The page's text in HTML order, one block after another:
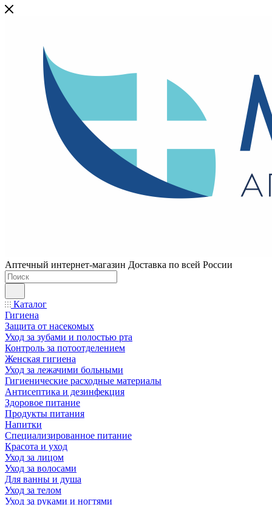
Аптечный интернет-магазин Доставка по всей России
Каталог
Гигиена
Защита от насекомых
Уход за зубами и полостью рта
Контроль за потоотделением
Женская гигиена
Уход за лежачими больными
Гигиенические расходные материалы
Антисептика и дезинфекция
Здоровое питание
Продукты питания
Напитки
Специализированное питание
Красота и уход
Уход за лицом
Уход за волосами
Для ванны и душа
Уход за телом
Уход за руками и ногтями